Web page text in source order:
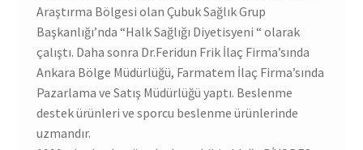
Araştırma Bölgesi olan Çubuk Sağlık Grup
Başkanlığı’nda “Halk Sağlığı Diyetisyeni “ olarak
çalıştı. Daha sonra Dr.Feridun Frik İlaç Firma’sında
Ankara Bölge Müdürlüğü, Farmatem İlaç Firma’sında
Pazarlama ve Satış Müdürlüğü yaptı. Beslenme
destek ürünleri ve sporcu beslenme ürünlerinde
uzmandır.